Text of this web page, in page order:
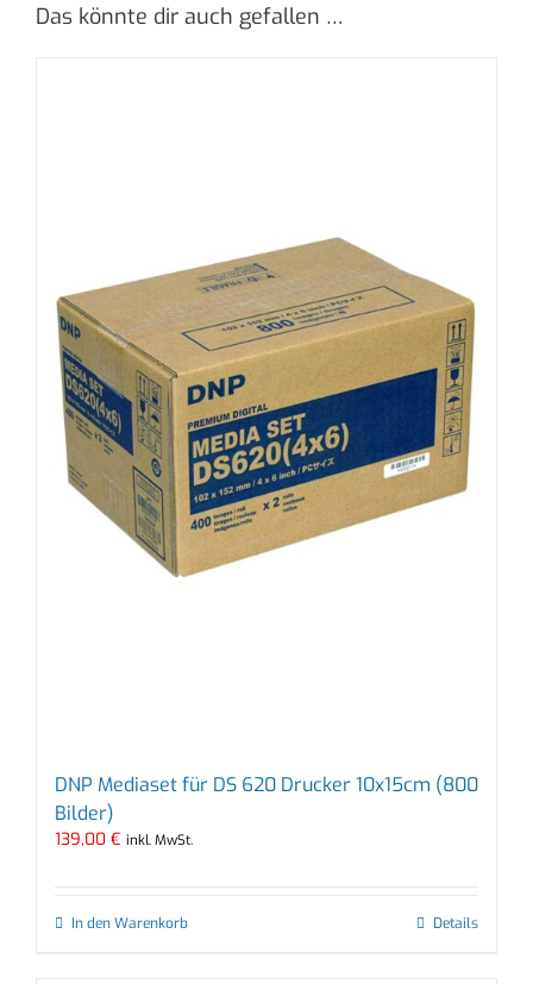
Das könnte dir auch gefallen …
DNP Mediaset für DS 620 Drucker 10x15cm (800
Bilder)
139,00 € inkl. MwSt.
In den Warenkorb Details